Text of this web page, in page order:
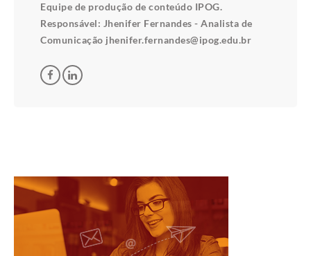
Equipe de produção de conteúdo IPOG.
Responsável: Jhenifer Fernandes - Analista de
Comunicação jhenifer.fernandes@ipog.edu.br